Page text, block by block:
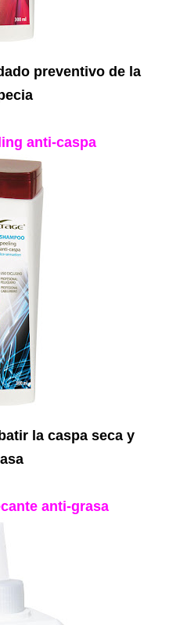
preventivo de la
anti-caspa
la caspa seca y
anti-grasa